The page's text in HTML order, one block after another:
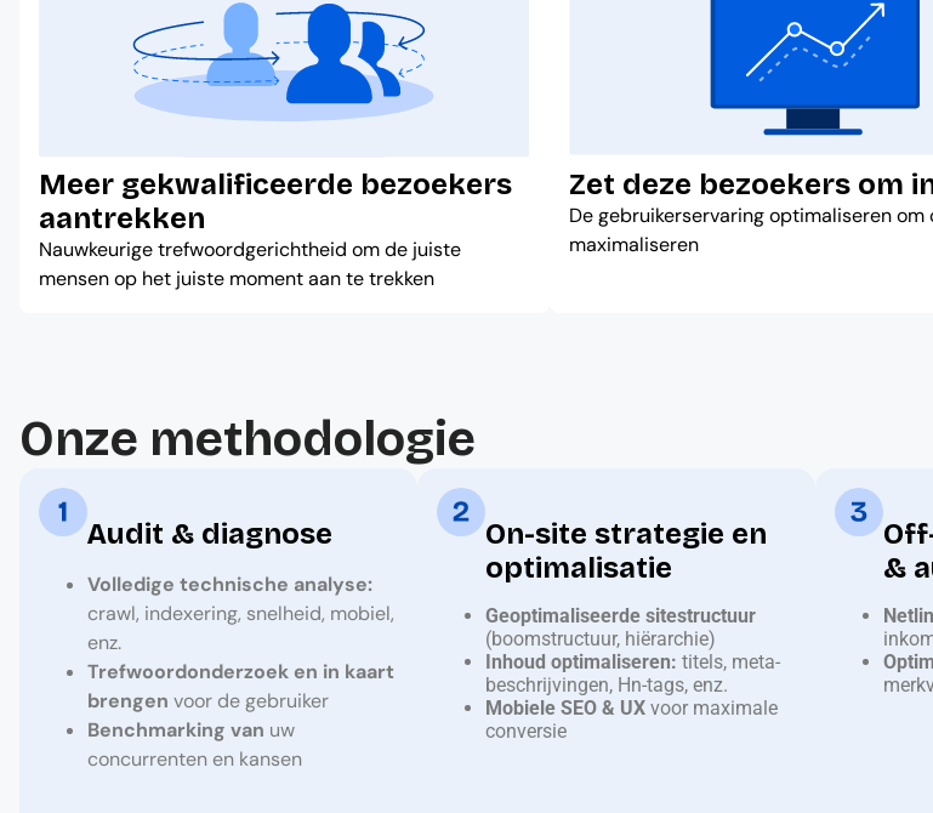
Meer gekwalificeerde bezoekers
aantrekken
Nauwkeurige trefwoordgerichtheid om de juiste
mensen op het juiste moment aan te trekken
Zet deze bezoekers om
De gebruikerservaring optimaliseren om
maximaliseren
Onze methodologie
Audit & diagnose
Volledige technische analyse:
crawl, indexering, snelheid, mobiel,
enz.
Trefwoordonderzoek en in kaart
brengen voor de gebruiker
Benchmarking van uw
concurrenten en kansen
On-site strategie en
optimalisatie
Geoptimaliseerde sitestructuur
(boomstructuur, hiërarchie)
Inhoud optimaliseren: titels, meta-
beschrijvingen, Hn-tags, enz.
Mobiele SEO & UX voor maximale
conversie
&